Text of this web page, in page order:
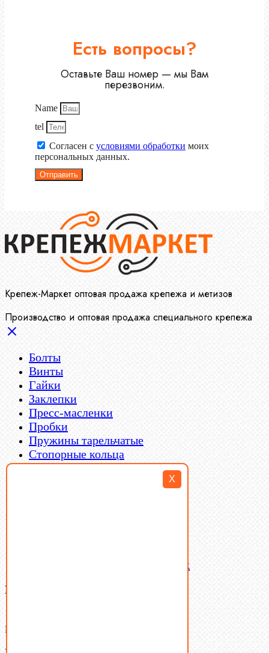
X
Есть вопросы?
Оставьте Ваш номер — мы Вам
перезвоним.
Name
tel
Согласен с условиями обработки моих
персональных данных.
Отправить
Крепеж-Маркет оптовая продажа крепежа и метизов
Производство и оптовая продажа специального крепежа
Болты
Винты
Гайки
Заклепки
Пресс-масленки
Пробки
Пружины тарельчатые
Стопорные кольца
Такелаж
Латунный и бронзовый крепеж
Ваша корзина
В корзине нет товаров.